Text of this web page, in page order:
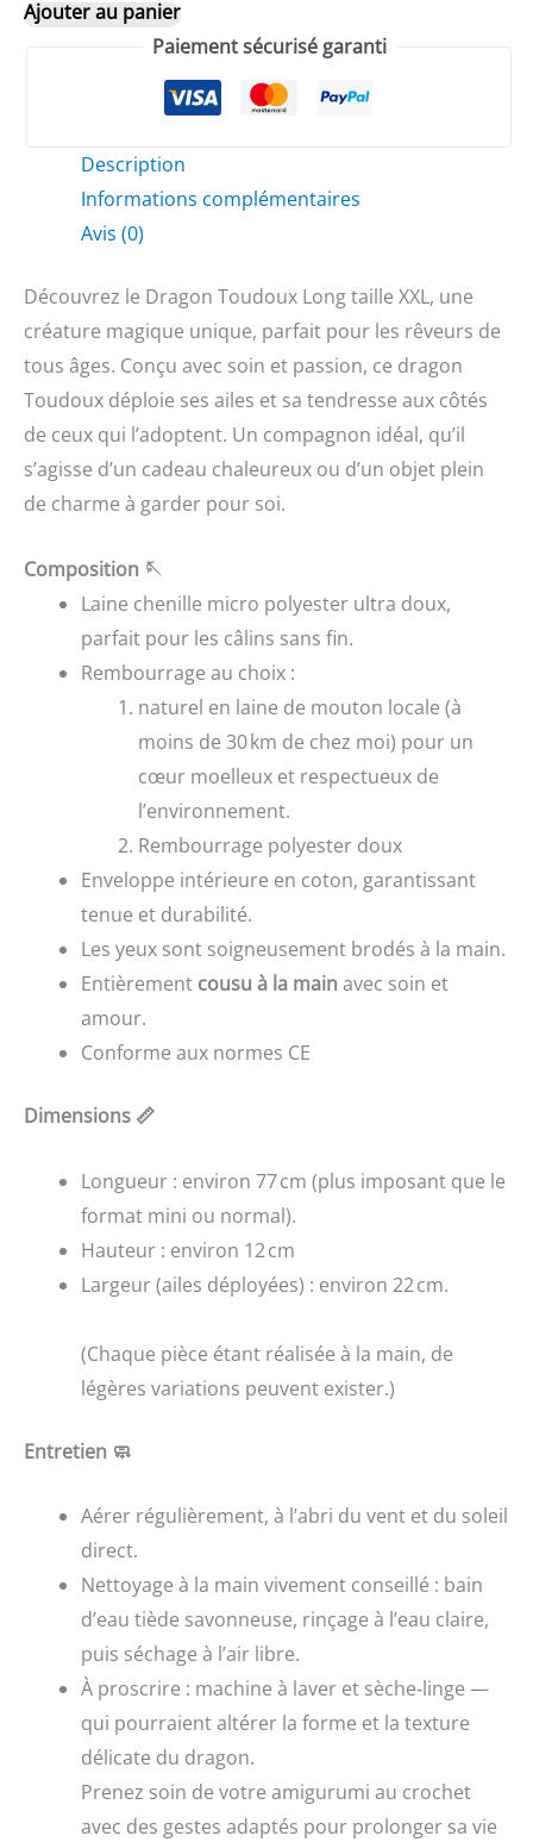
Dragon
Ajouter au panier
Paiement sécurisé garanti
Description
Informations complémentaires
Avis (0)
Découvrez le Dragon Toudoux Long taille XXL, une
créature magique unique, parfait pour les rêveurs de
tous âges. Conçu avec soin et passion, ce dragon
Toudoux déploie ses ailes et sa tendresse aux côtés
de ceux qui l’adoptent. Un compagnon idéal, qu’il
s’agisse d’un cadeau chaleureux ou d’un objet plein
de charme à garder pour soi.
Composition 🪡
Laine chenille micro polyester ultra doux,
parfait pour les câlins sans fin.
Rembourrage au choix :
naturel en laine de mouton locale (à
moins de 30 km de chez moi) pour un
cœur moelleux et respectueux de
l’environnement.
Rembourrage polyester doux
Enveloppe intérieure en coton, garantissant
tenue et durabilité.
Les yeux sont soigneusement brodés à la main.
Entièrement cousu à la main avec soin et
amour.
Conforme aux normes CE
Dimensions 📏
Longueur : environ 77 cm (plus imposant que le
format mini ou normal).
Hauteur : environ 12 cm
Largeur (ailes déployées) : environ 22 cm.
(Chaque pièce étant réalisée à la main, de
légères variations peuvent exister.)
Entretien 🧼
Aérer régulièrement, à l’abri du vent et du soleil
direct.
Nettoyage à la main vivement conseillé : bain
d’eau tiède savonneuse, rinçage à l’eau claire,
puis séchage à l’air libre.
À proscrire : machine à laver et sèche‑linge —
qui pourraient altérer la forme et la texture
délicate du dragon.
Prenez soin de votre amigurumi au crochet
avec des gestes adaptés pour prolonger sa vie